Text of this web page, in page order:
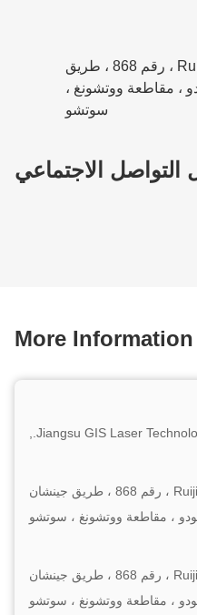
الطابق 2 ، المبنى 2 ، مبنى Ruijing ، رقم 868 ، طريق
، مقاطعة ووتشونغ ،
سوتشو
التواصل الاجتماعي
More Information
Jiangsu GIS Laser
الطابق 2 ، المبنى 2 ، مبنى Ruijing ، رقم 868 ، طريق جينشان
، مقاطعة ووتشونغ ، سوتشو
الطابق 2 ، المبنى 2 ، مبنى Ruijing ، رقم 868 ، طريق جينشان
، مقاطعة ووتشونغ ، سوتشو